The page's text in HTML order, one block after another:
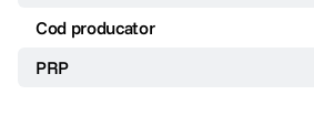
Cod producator
PRP